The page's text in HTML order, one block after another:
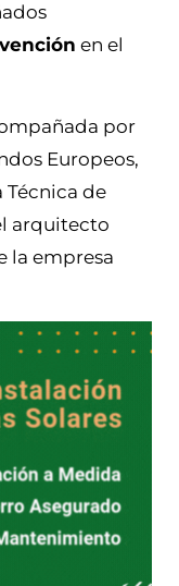
en el
por
Europeos,
Técnica de
arquitecto
la empresa